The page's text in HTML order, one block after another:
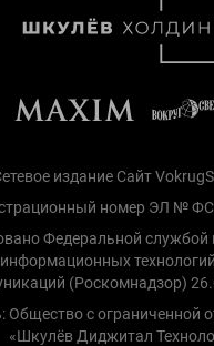
издание Сайт
номер ЭЛ № ФС
Федеральной службой
(Роскомнадзор)
Общество с ограниченной
«Шкулёв Диджитал